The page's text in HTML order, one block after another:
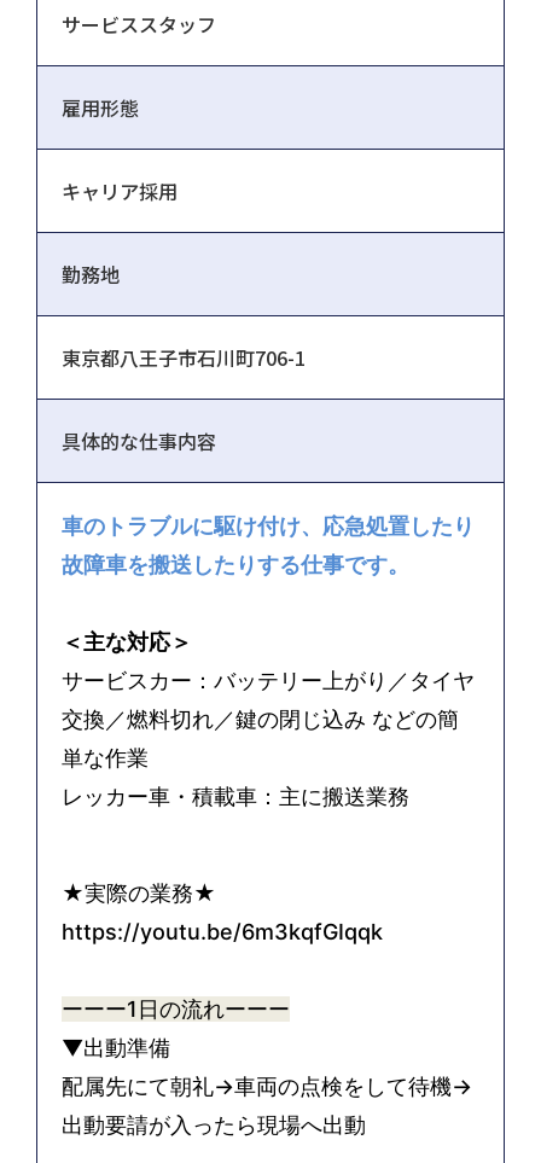
サービススタッフ
雇用形態
キャリア採用
勤務地
東京都八王子市石川町706-1
具体的な仕事内容
車のトラブルに駆け付け、応急処置したり
故障車を搬送したりする仕事です。
＜主な対応＞
サービスカー：バッテリー上がり／タイヤ
交換／燃料切れ／鍵の閉じ込み などの簡
単な作業
レッカー車・積載車：主に搬送業務
★実際の業務★
https://youtu.be/6m3kqfGIqqk
ーーー1日の流れーーー
▼出動準備
配属先にて朝礼→車両の点検をして待機→
出動要請が入ったら現場へ出動